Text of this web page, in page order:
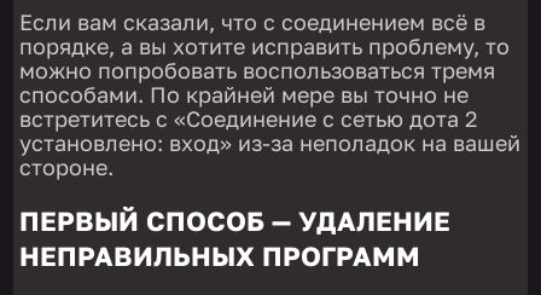
Если вам сказали, что с соединением всё в
порядке, а вы хотите исправить проблему, то
можно попробовать воспользоваться тремя
способами. По крайней мере вы точно не
встретитесь с «Соединение с сетью дота 2
установлено: вход» из-за неполадок на вашей
стороне.
ПЕРВЫЙ СПОСОБ — УДАЛЕНИЕ
НЕПРАВИЛЬНЫХ ПРОГРАММ